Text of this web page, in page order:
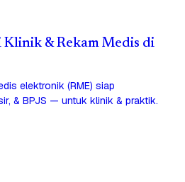
Klinik & Rekam Medis di
elektronik (RME) siap
& BPJS — untuk klinik & praktik.